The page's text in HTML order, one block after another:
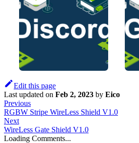
Edit this page
Last updated on Feb 2, 2023 by Eico
Previous
RGBW Stripe WireLess Shield V1.0
Next
WireLess Gate Shield V1.0
Loading Comments...